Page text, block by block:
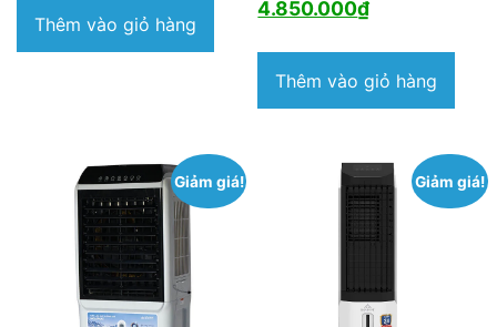
là:
2.190.000₫.
1.950.000₫.
Thêm vào giỏ hàng
gốc
6.200.000₫.
4.850.000₫Giá
tại
là:
Thêm vào giỏ hàng
Giảm giá! Giảm giá!